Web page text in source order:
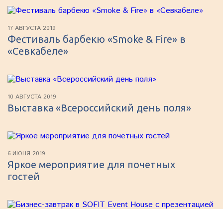
17 АВГУСТА 2019
Фестиваль барбекю «Smoke & Fire» в
«Севкабеле»
10 АВГУСТА 2019
Выставка «Всероссийский день поля»
6 ИЮНЯ 2019
Яркое мероприятие для почетных
гостей